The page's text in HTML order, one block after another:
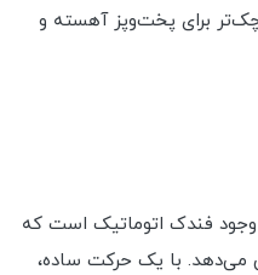
برای پخت‌وپز آهسته و
فندک اتوماتیک است که
می‌دهد. با یک حرکت ساده،